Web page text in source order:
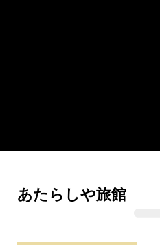
あたらしや旅館